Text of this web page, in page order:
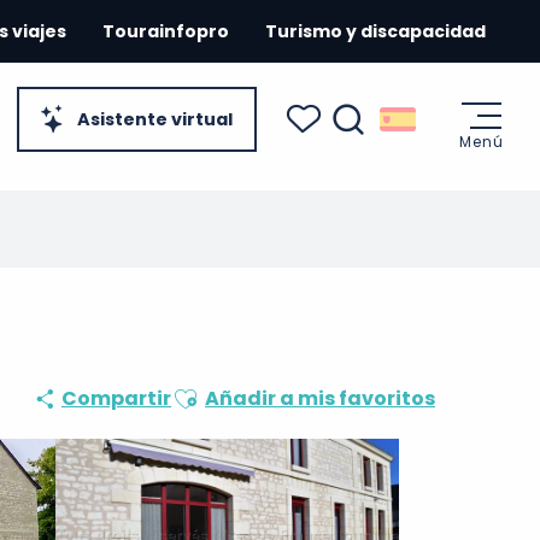
Asistente virtual
viajes Tourainfopro Turismo y discapacidad
Menú
CompartirAjouter aux favoris
Añadir a mis favoritos